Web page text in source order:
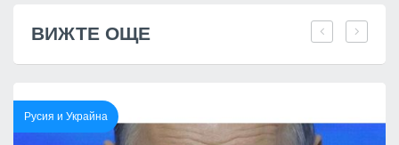
ВИЖТЕ ОЩЕ
Русия и Украйна